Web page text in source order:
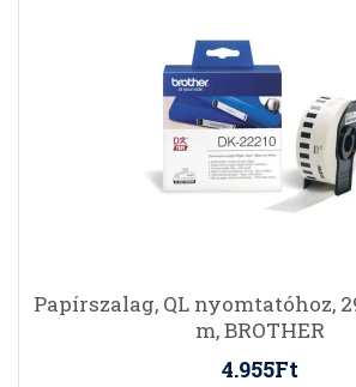
Papírszalag, QL nyomtatóhoz,
m, BROTHER
4.955Ft